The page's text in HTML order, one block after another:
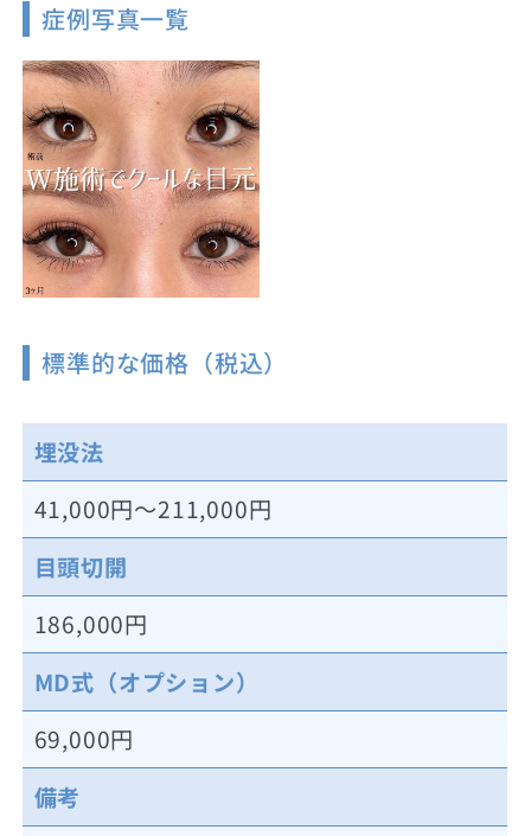
症例写真一覧
標準的な価格（税込）
埋没法
41,000円～211,000円
目頭切開
186,000円
MD式（オプション）
69,000円
備考